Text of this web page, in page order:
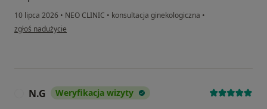
10 lipca 2026 • NEO CLINIC • konsultacja ginekologiczna •
w opinii użytkownika Renata M
zgłoś nadużycie
N.G Weryfikacja wizyty